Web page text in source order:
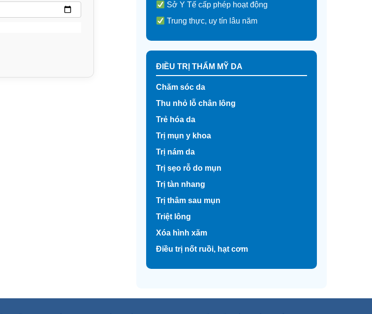
Sở Y Tế cấp phép hoạt động
Trung thực, uy tín lâu năm
ĐIỀU TRỊ THẨM MỸ DA
Chăm sóc da
Thu nhỏ lỗ chân lông
Trẻ hóa da
Trị mụn y khoa
Trị nám da
Trị sẹo rỗ do mụn
Trị tàn nhang
Trị thâm sau mụn
Triệt lông
Xóa hình xăm
Điều trị nốt ruồi, hạt cơm